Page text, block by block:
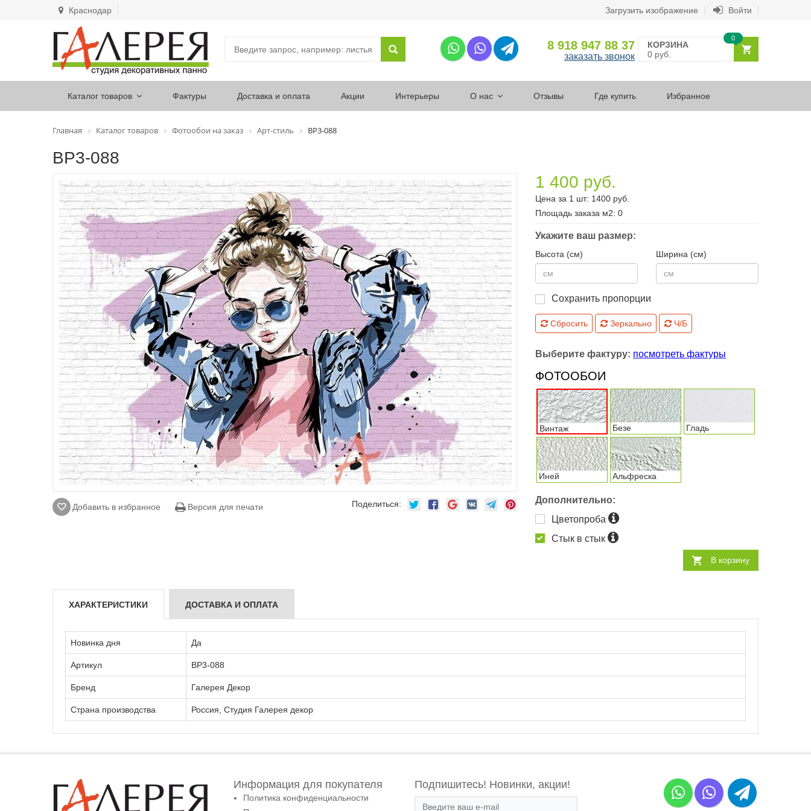
Краснодар Загрузить изображение Войти
8 918 947 88 37
заказать звонок
КОРЗИНА
0 руб.
0
Каталог товаров Фактуры Доставка и оплата Акции Интерьеры О нас Отзывы Где купить Избранное
Главная Каталог товаров Фотообои на заказ Арт-стиль ВР3-088
ВР3-088
Добавить в избранное Версия для печати Поделиться:
1 400 руб.
Цена за 1 шт: 1400 руб.
Площадь заказа м2: 0
Укажите ваш размер:
Высота (см) Ширина (см)
Сохранить пропорции
Сбросить Зеркально Ч/Б
Выберите фактуру: посмотреть фактуры
ФОТООБОИ
Винтаж Безе Гладь
Иней Альфреска
Дополнительно:
Цветопроба
Стык в стык
В корзину
ХАРАКТЕРИСТИКИ ДОСТАВКА И ОПЛАТА
Новинка дня Да
Артикул ВР3-088
Бренд Галерея Декор
Страна производства Россия, Студия Галерея декор
Информация для покупателя
Политика конфиденциальности
Подпишитесь! Новинки, акции!